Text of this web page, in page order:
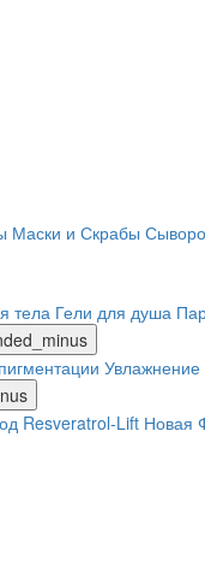
Маски и Скрабы
тела Гели для душа
Увлажнение
Resveratrol-Lift Новая